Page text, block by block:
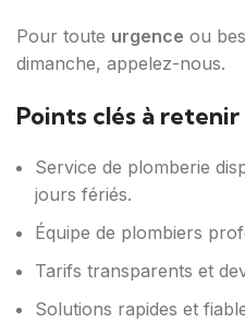
Pour toute urgence ou
dimanche, appelez-nous.
Points clés à retenir
Service de plomberie
jours fériés.
Équipe de plombiers
Tarifs transparents et
Solutions rapides et